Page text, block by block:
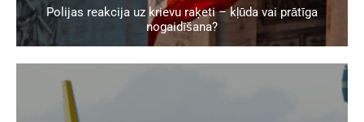
Polijas reakcija uz krievu raķeti – kļūda vai prātīga
nogaidīšana?